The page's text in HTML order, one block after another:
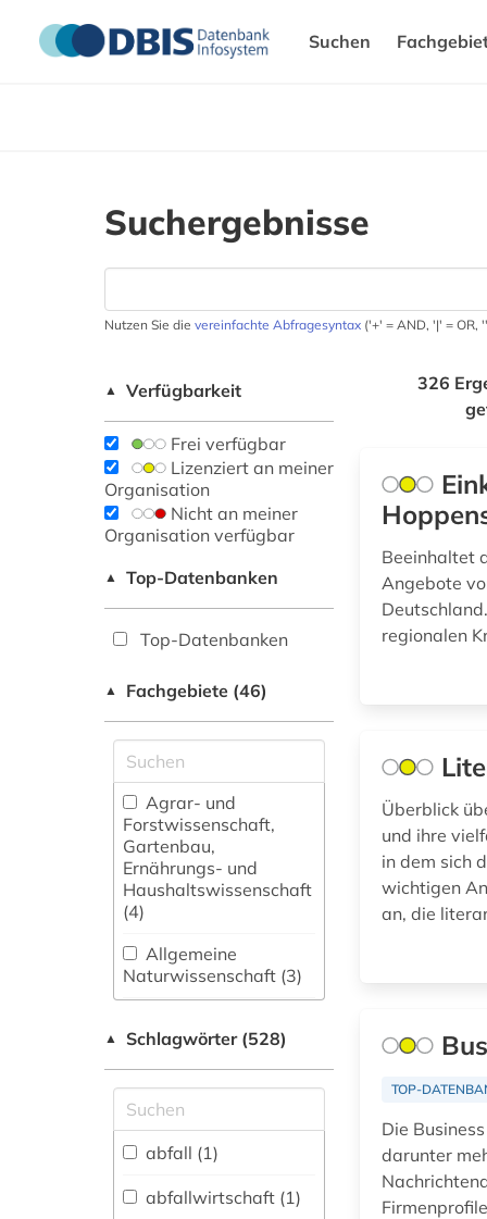
Suchen
Suchergebnisse
Nutzen Sie die vereinfachte Abfragesyntax ('+' = AND, '|' = OR,
▲ Verfügbarkeit
Frei verfügbar
Lizenziert an meiner
Organisation
Nicht an meiner
Organisation verfügbar
▲ Top-Datenbanken
Top-Datenbanken
▲ Fachgebiete (46)
Agrar- und
Forstwissenschaft,
Gartenbau,
Ernährungs- und
Haushaltswissenschaft
(4)
Allgemeine
Naturwissenschaft (3)
fachübergreifende
Allgemeine und
vergleichende Sprach-
und
Literaturwissenschaft.
Indogermanistik.
▲ Schlagwörter (528)
abfall (1)
abfallwirtschaft (1)
326
Beeinhaltet
Angebote
regionalen
Überblick
und ihre
in dem sich
wichtigen
an, die
TOP-
Die
darunter